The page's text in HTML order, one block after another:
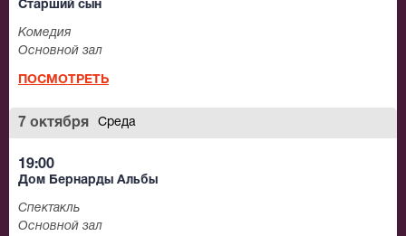
Старший сын
Комедия
Основной зал
ПОСМОТРЕТЬ
7 октября Среда
19:00
Дом Бернарды Альбы
Спектакль
Основной зал